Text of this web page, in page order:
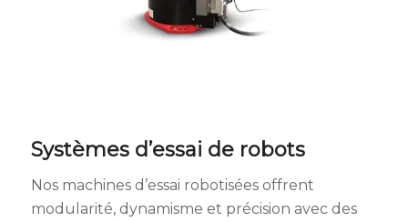
Systèmes d’essai de robots
Nos machines d’essai robotisées offrent
modularité, dynamisme et précision avec des